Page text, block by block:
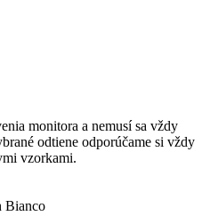
monitora a nemusí sa vždy
odtiene odporúčame si vždy
vzorkami.
Bianco